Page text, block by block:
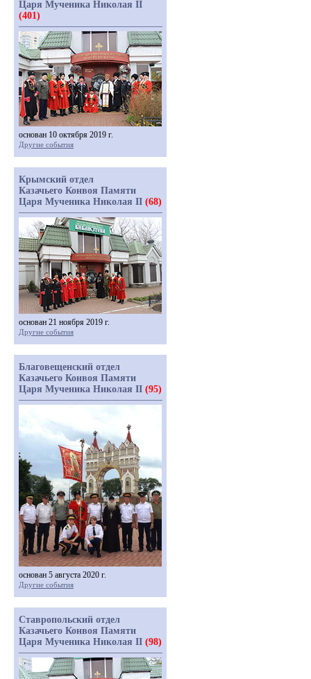
Царя Мученика Николая II
(401)
основан 10 октября 2019 г.
Другие события
Крымский отдел
Казачьего Конвоя Памяти
Царя Мученика Николая II (68)
основан 21 ноября 2019 г.
Другие события
Благовещенский отдел
Казачьего Конвоя Памяти
Царя Мученика Николая II (95)
основан 5 августа 2020 г.
Другие события
Ставропольский отдел
Казачьего Конвоя Памяти
Царя Мученика Николая II (98)